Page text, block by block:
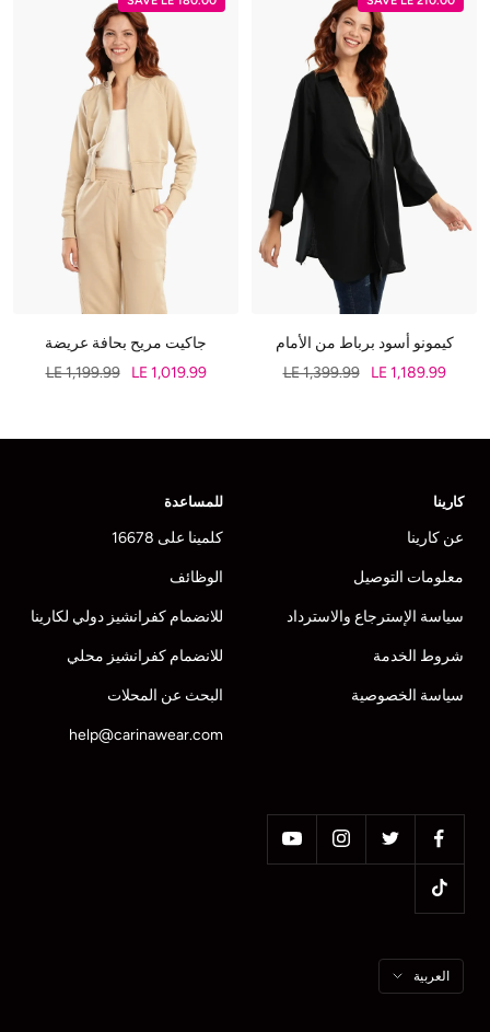
كيمونو أسود برباط من الأمام
LE 1,189.99
LE 1,399.99
جاكيت مريح بحافة عريضة
LE 1,019.99
LE 1,199.99
كارينا
عن كارينا
معلومات التوصيل
سياسة الإسترجاع والاسترداد
شروط الخدمة
سياسة الخصوصية
للمساعدة
كلمينا على 16678
الوظائف
للانضمام كفرانشيز دولي لكارينا
للانضمام كفرانشيز محلي
البحث عن المحلات
help@carinawear.com
اللغهالعربية